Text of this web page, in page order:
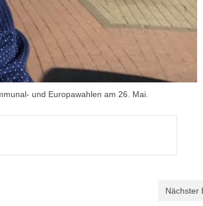
und Europawahlen am 26. Mai.
Nächster